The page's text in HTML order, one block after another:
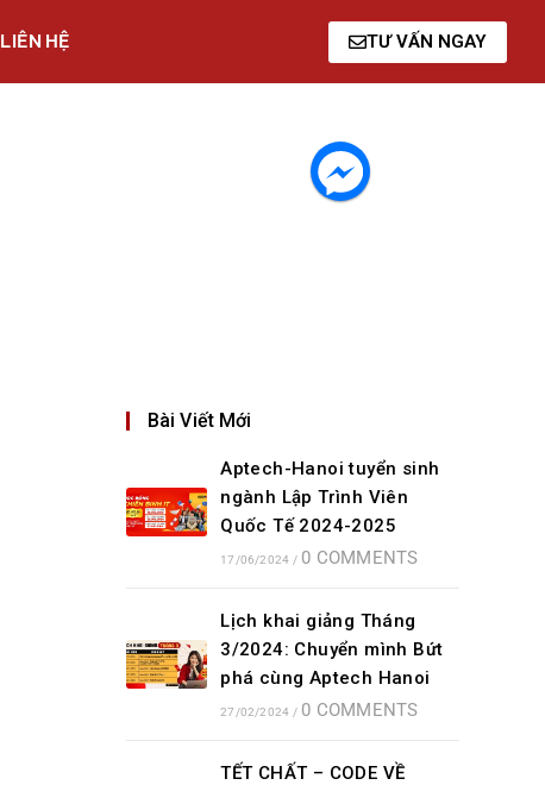
LIÊN HỆ TƯ VẤN NGAY
Bài Viết Mới
Aptech-Hanoi tuyển sinh
ngành Lập Trình Viên
Quốc Tế 2024-2025
17/06/2024 / 0 COMMENTS
Lịch khai giảng Tháng
3/2024: Chuyển mình Bứt
phá cùng Aptech Hanoi
27/02/2024 / 0 COMMENTS
TẾT CHẤT – CODE VỀ